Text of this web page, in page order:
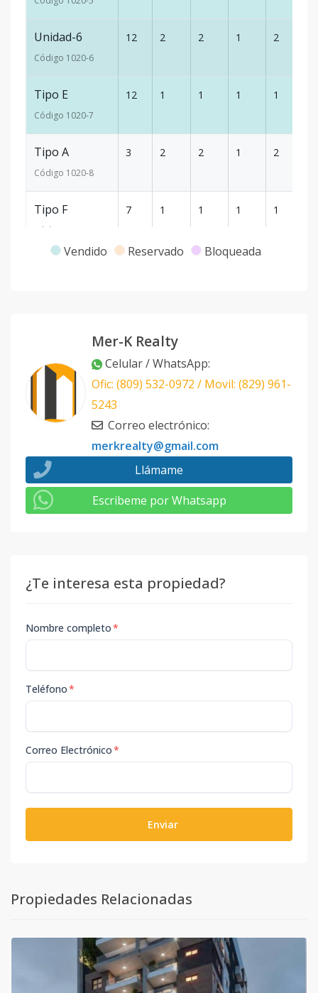
Unidad-6
Código 1020-6
12 2 2 1 2
Tipo E
Código 1020-7
12 1 1 1 1
Tipo A
Código 1020-8
3 2 2 1 2
Tipo F
Código
7 1 1 1 1
Vendido Reservado Bloqueada
Mer-K Realty
Celular / WhatsApp:
Ofic: (809) 532-0972 / Movil: (829) 961-
5243
Correo electrónico:
merkrealty@gmail.com
Llámame
Escribeme por Whatsapp
¿Te interesa esta propiedad?
Nombre completo*
Teléfono*
Correo Electrónico*
Enviar
Propiedades Relacionadas